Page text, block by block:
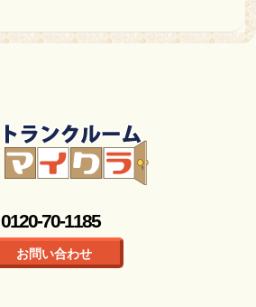
0120-70-1185
お問い合わせ